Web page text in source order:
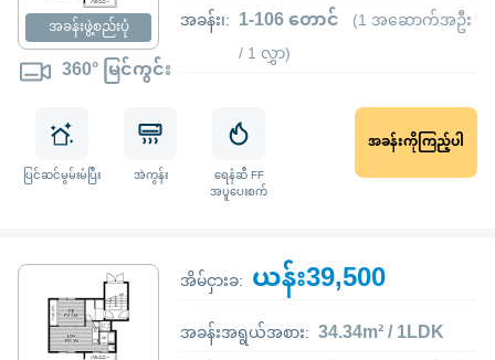
အခန်းဖွဲ့စည်းပုံ
360° မြင်ကွင်း
အခန်း၊: 1-106 တောင် (1 အဆောက်အဦး
/ 1 လွှာ)
ပြင်ဆင်မွမ်းမံပြီး အဲကွန်း ရေနံဆီ FF
အပူပေးစက်
အခန်းကိုကြည့်ပါ
အိမ်ငှားခ: ယန်း39,500
အခန်းအရွယ်အစား: 34.34m² / 1LDK